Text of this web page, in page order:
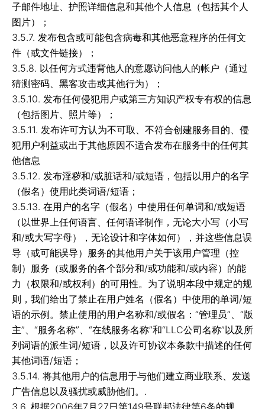
子邮件地址、护照详细信息和其他个人信息（包括其个人
图片）；
3.5.7. 发布包含或可能包含病毒和其他恶意程序的任何文
件（或文件链接）；
3.5.8. 以任何方式违背他人的意愿访问他人的帐户（通过
猜测密码、黑客攻击或其他行为）；
3.5.10. 发布任何侵犯用户或第三方知识产权专有权的信息
（包括图片、照片等）；
3.5.11. 发布许可方认为不可取、不符合创建服务目的、侵
犯用户利益或出于其他原因不适合发布在服务中的任何其
他信息
3.5.12. 发布淫秽和/或脏话和/或短语，包括以用户的名字
（假名）使用此类词语/短语；
3.5.13. 在用户的名字（假名）中使用任何单词和/或短语
（以世界上任何语言、任何语译制作，无论大小写（小写
和/或大写字母），无论设计和字体如何），并这些信息误
导（或可能误导）服务的其他用户关于该用户管理（控
制）服务（或服务的各个部分和/或功能和/或内容）的能
力（权限和/或权利）的可用性。为了说明本段中规定的规
则，我们给出了禁止在用户姓名（假名）中使用的单词/短
语的示例。禁止使用的用户名称和/或假名：“管理员”、“版
主”、“服务名称”、“在线服务名称”和“LLC公司名称”以及所
列词语的派生词/短语，以及许可协议本条款中描述的任何
其他词语/短语；
3.5.14. 将其他用户的信息用于与他们建立商业联系、发送
广告信息以及骚扰或威胁他们。.
3.6. 根据2006年7月27日第149号联邦法律第6条的规